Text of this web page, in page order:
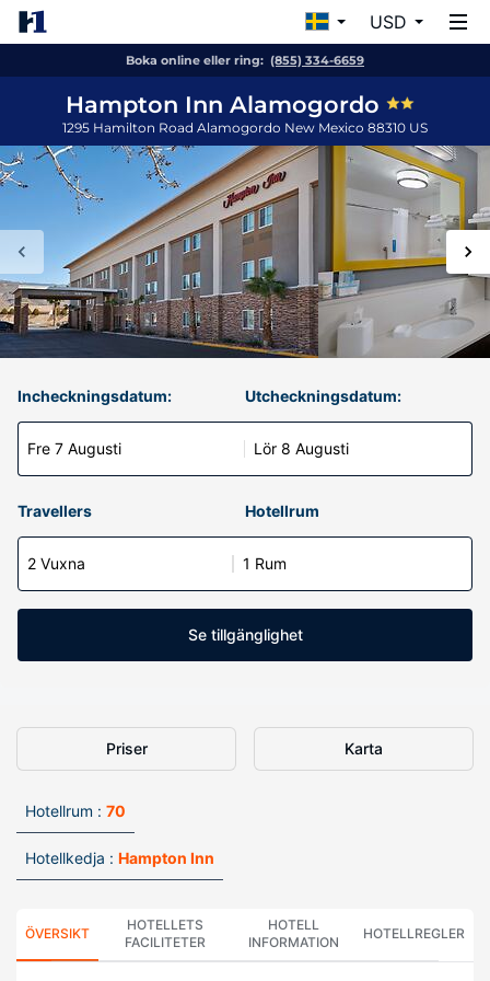
USD
Boka online eller ring: (855) 334-6659
Hampton Inn Alamogordo
1295 Hamilton Road Alamogordo New Mexico 88310 US
Incheckningsdatum:
Fre 7 Augusti
Utcheckningsdatum:
Lör 8 Augusti
Travellers Hotellrum
2 Vuxna 1 Rum
Se tillgänglighet
Priser Karta
Hotellrum : 70
Hotellkedja : Hampton Inn
ÖVERSIKT
HOTELLETS
FACILITETER
HOTELL
INFORMATION
HOTELLREGLER